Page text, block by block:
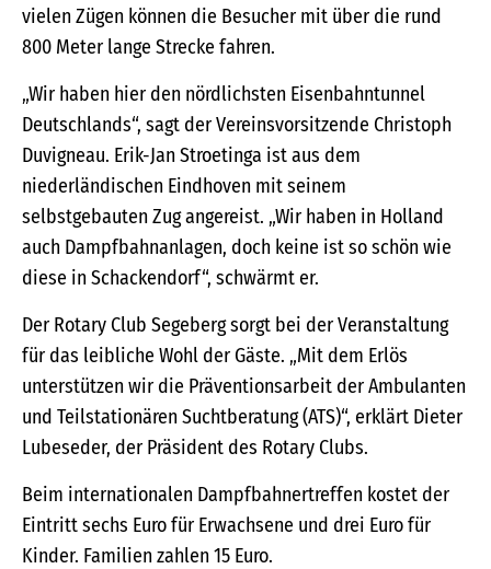
vielen Zügen können die Besucher mit über die rund
800 Meter lange Strecke fahren.
„Wir haben hier den nördlichsten Eisenbahntunnel
Deutschlands“, sagt der Vereinsvorsitzende Christoph
Duvigneau. Erik-Jan Stroetinga ist aus dem
niederländischen Eindhoven mit seinem
selbstgebauten Zug angereist. „Wir haben in Holland
auch Dampfbahnanlagen, doch keine ist so schön wie
diese in Schackendorf“, schwärmt er.
Der Rotary Club Segeberg sorgt bei der Veranstaltung
für das leibliche Wohl der Gäste. „Mit dem Erlös
unterstützen wir die Präventionsarbeit der Ambulanten
und Teilstationären Suchtberatung (ATS)“, erklärt Dieter
Lubeseder, der Präsident des Rotary Clubs.
Beim internationalen Dampfbahnertreffen kostet der
Eintritt sechs Euro für Erwachsene und drei Euro für
Kinder. Familien zahlen 15 Euro.